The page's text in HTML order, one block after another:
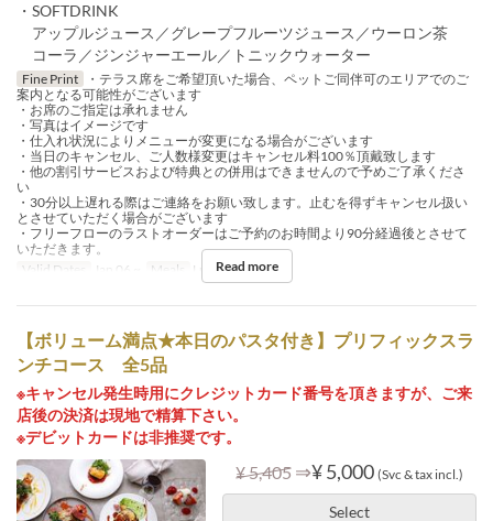
・SOFTDRINK
アップルジュース／グレープフルーツジュース／ウーロン茶
コーラ／ジンジャーエール／トニックウォーター
Fine Print
・テラス席をご希望頂いた場合、ペットご同伴可のエリアでのご
案内となる可能性がございます
・お席のご指定は承れません
・写真はイメージです
・仕入れ状況によりメニューが変更になる場合がございます
・当日のキャンセル、ご人数様変更はキャンセル料100％頂戴致します
・他の割引サービスおよび特典との併用はできませんので予めご了承くださ
い
・30分以上遅れる際はご連絡をお願い致します。止むを得ずキャンセル扱い
とさせていただく場合がございます
・フリーフローのラストオーダーはご予約のお時間より90分経過後とさせて
いただきます。
Valid Dates
Jan 06 ~ Meals Lunch, Tea
Read more
【ボリューム満点★本日のパスタ付き】プリフィックスラ
ンチコース 全5品
※キャンセル発生時用にクレジットカード番号を頂きますが、ご来
店後の決済は現地で精算下さい。
※デビットカードは非推奨です。
¥ 5,405 ⇒¥ 5,000 (Svc & tax incl.)
Select